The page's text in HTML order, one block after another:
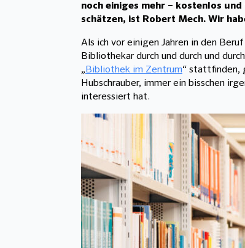
noch einiges mehr – kostenlos
schätzen, ist Robert Mech. Wir
Als ich vor einigen Jahren in den
Bibliothekar durch und durch und
„ Bibliothek im Zentrum“ stattfinden,
Hubschrauber, immer ein bisschen
interessiert hat.